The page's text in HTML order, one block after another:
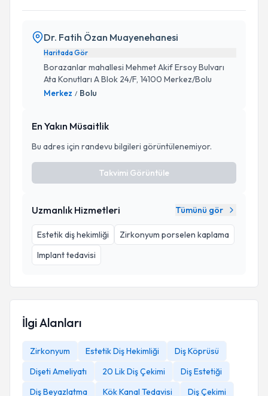
Dr. Fatih Özan Muayenehanesi
Haritada Gör
Borazanlar mahallesi Mehmet Akif Ersoy Bulvarı
Ata Konutları A Blok 24/F, 14100 Merkez/Bolu
Merkez / Bolu
En Yakın Müsaitlik
Bu adres için randevu bilgileri görüntülenemiyor.
Takvimi Görüntüle
Uzmanlık Hizmetleri Tümünü gör
Estetik diş hekimliği
Zirkonyum porselen kaplama
Implant tedavisi
İlgi Alanları
Zirkonyum Estetik Diş Hekimliği
Diş Köprüsü
Dişeti Ameliyatı
20 Lik Diş Çekimi
Diş Estetiği
Diş Beyazlatma
Kök Kanal Tedavisi
Diş Çekimi